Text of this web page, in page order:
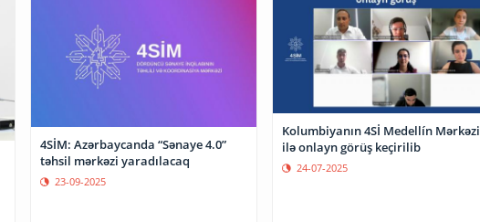
4SİM: Azərbaycanda “Sənaye 4.0”
təhsil mərkəzi yaradılacaq
23-09-2025
Kolumbiyanın 4Sİ Medellín Mərkəzi
ilə onlayn görüş keçirilib
24-07-2025